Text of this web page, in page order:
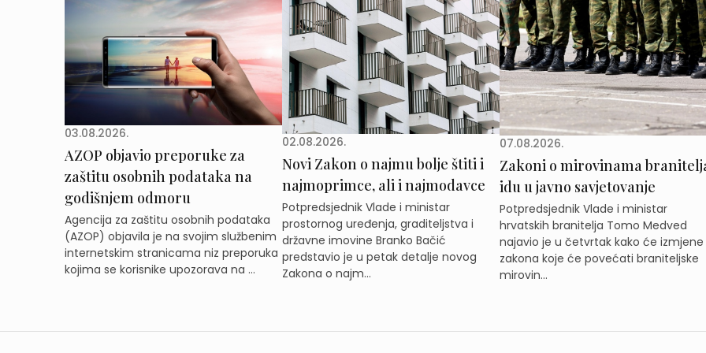
03.08.2026.
AZOP objavio preporuke za
zaštitu osobnih podataka na
godišnjem odmoru
Agencija za zaštitu osobnih podataka
(AZOP) objavila je na svojim službenim
internetskim stranicama niz preporuka
kojima se korisnike upozorava na ...
02.08.2026.
Novi Zakon o najmu bolje štiti i
najmoprimce, ali i najmodavce
Potpredsjednik Vlade i ministar
prostornog uređenja, graditeljstva i
državne imovine Branko Bačić
predstavio je u petak detalje novog
Zakona o najm...
07.08.2026.
Zakoni o mirovinama
idu u javno savjetovanje
Potpredsjednik Vlade i ministar
hrvatskih branitelja Tomo Medved
najavio je u četvrtak kako će izmjene
zakona koje će povećati braniteljske
mirovin...